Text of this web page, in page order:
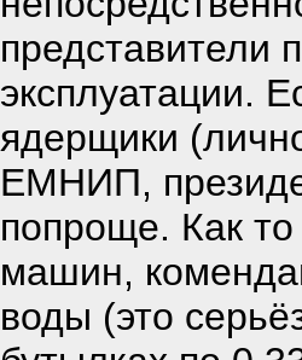
представители
эксплуатации.
ядерщики
ЕМНИП,
попроще. Как
машин,
воды (это